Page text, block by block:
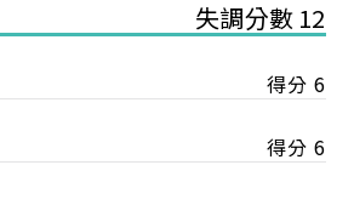
失調分數 12
得分 6
得分 6